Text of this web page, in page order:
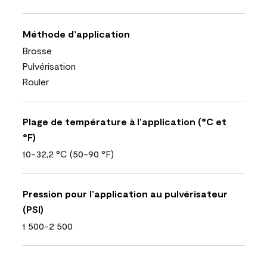
Méthode d’application
Brosse
Pulvérisation
Rouler
Plage de température à l’application (°C et
°F)
10-32,2 °C (50-90 °F)
Pression pour l’application au pulvérisateur
(PSI)
1 500-2 500